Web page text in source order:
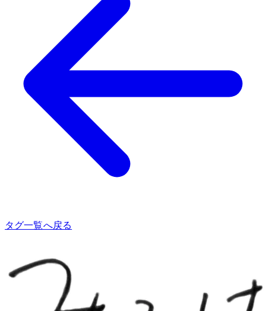
タグ一覧へ戻る